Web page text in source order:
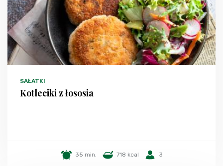
SAŁATKI
Kotleciki z łososia
35 min. 718 kcal 3